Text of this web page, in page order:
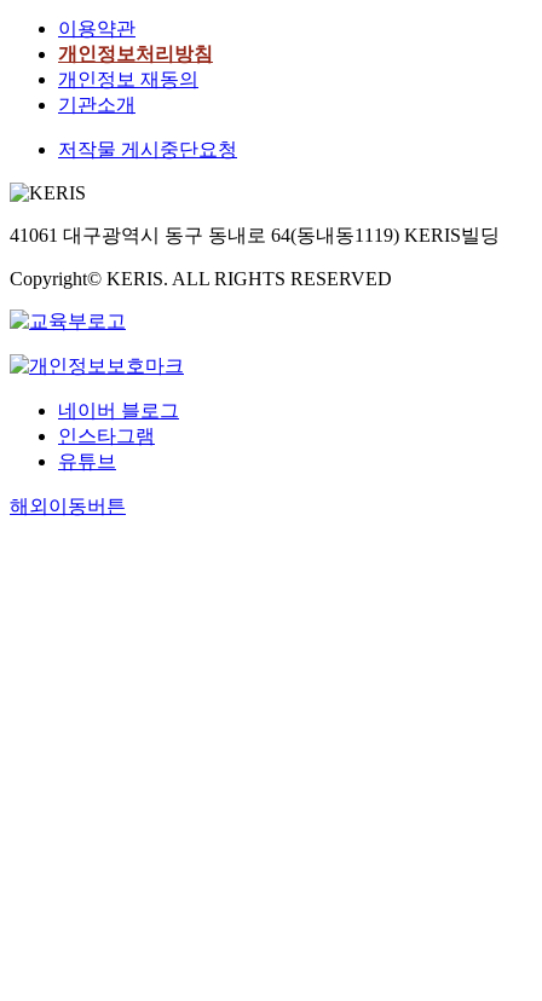
이용약관
개인정보처리방침
개인정보 재동의
기관소개
저작물 게시중단요청
41061 대구광역시 동구 동내로 64(동내동1119) KERIS빌딩
Copyright© KERIS. ALL RIGHTS RESERVED
네이버 블로그
인스타그램
유튜브
해외이동버튼